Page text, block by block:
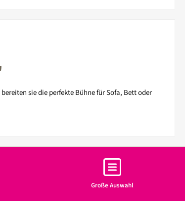
sie die perfekte Bühne für Sofa, Bett oder
Große Auswahl